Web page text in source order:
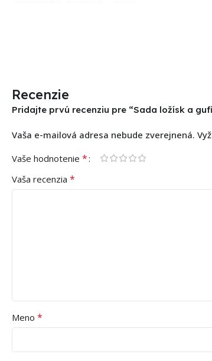
Recenzie
Pridajte prvú recenziu pre “Sada ložísk a
Vaša e-mailová adresa nebude zverejnená.
Vaše hodnotenie *
Vaša recenzia *
Meno *